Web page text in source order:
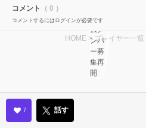
コメント （ 0 ）
コメントするにはログインが必要です
HOME > プレイヤー一覧
7 話す